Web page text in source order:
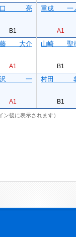
口 亮
B1
重成 一
A1
藤 大介
A1
山崎 聖
B1
沢 一
A1
村田
B1
後に表示されます）